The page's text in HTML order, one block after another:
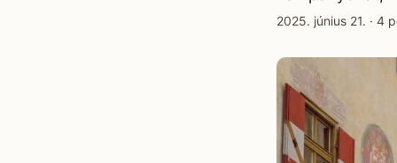
2025. június 21. · 4